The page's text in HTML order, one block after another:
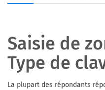
Saisie de
Type de
La plupart des répondants